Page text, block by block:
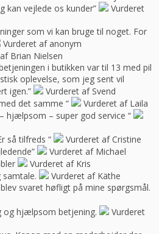
kan vejlede os kunder”
Vurderet
som vi kan bruge til noget. For
Vurderet af anonym
Brian Nielsen
i butikken var til 13 med pil
oplevelse, som jeg sent vil
igen.”
Vurderet af Svend
det samme “
Vurderet af Laila
hjælpsom – super god service “
så tilfreds “
Vurderet af Cristine
Vurderet af Michael
Vurderet af Kris
samtale.
Vurderet af Käthe
svaret høfligt på mine spørgsmål.
og hjælpsom betjening.
Vurderet